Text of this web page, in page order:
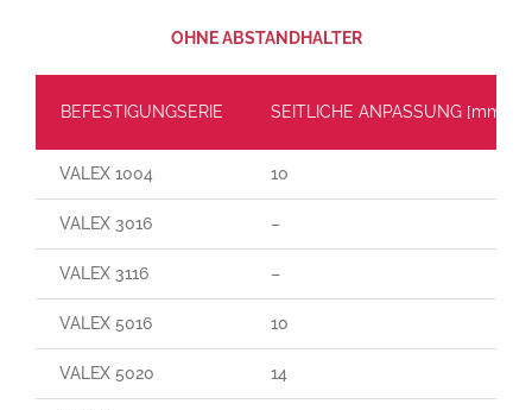
OHNE ABSTANDHALTER
BEFESTIGUNGSERIE SEITLICHE ANPASSUNG [mm]
VALEX 1004 10
VALEX 3016 –
VALEX 3116 –
VALEX 5016 10
VALEX 5020 14